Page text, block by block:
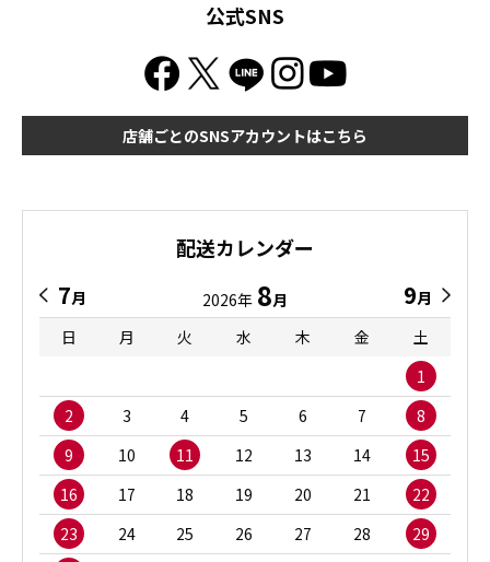
公式SNS
店舗ごとのSNSアカウントはこちら
配送カレンダー
7月 2026年 8月 9月
日
月 火 水 木 金
土
1
2
3 4 5 6 7
8
9
10 11 12 13 14
15
16
17 18 19 20 21
22
23
24 25 26 27 28 29